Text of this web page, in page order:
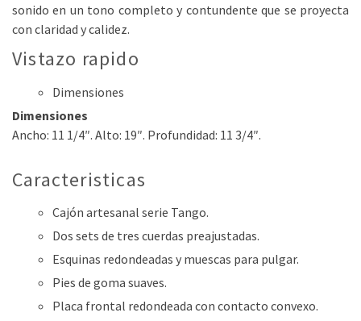
sonido en un tono completo y contundente que se proyecta
con claridad y calidez.
Vistazo rapido
Dimensiones
Dimensiones
Ancho: 11 1/4″. Alto: 19″. Profundidad: 11 3/4″.
Caracteristicas
Cajón artesanal serie Tango.
Dos sets de tres cuerdas preajustadas.
Esquinas redondeadas y muescas para pulgar.
Pies de goma suaves.
Placa frontal redondeada con contacto convexo.